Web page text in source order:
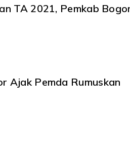
Pemkab Bogor
Ajak Pemda Rumuskan